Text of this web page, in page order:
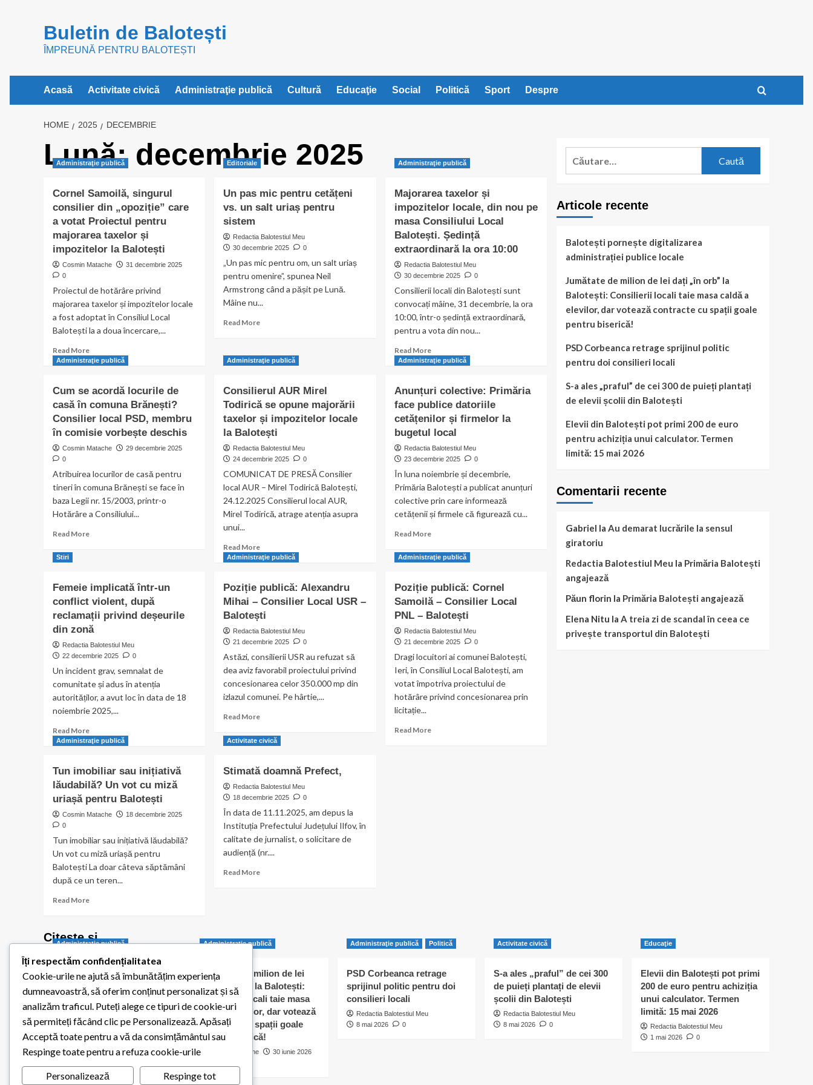
Buletin de Balotești
ÎMPREUNĂ PENTRU BALOTEȘTI
Acasă Activitate civică Administraţie publică Cultură Educaţie Social Politică Sport Despre
HOME 2025 DECEMBRIE
Lună: decembrie 2025
Administraţie publică
Cornel Samoilă, singurul
consilier din „opoziție” care
a votat Proiectul pentru
majorarea taxelor și
impozitelor la Balotești
Cosmin Matache
31 decembrie 2025
0
Proiectul de hotărâre privind
majorarea taxelor și impozitelor locale
a fost adoptat în Consiliul Local
Balotești la a doua încercare,...
Read MoreRead
more
Samoilă,
singurul
consilier
din
care
votat
Proiectul
pentru
majorarea
și
Editoriale
Un pas mic pentru cetățeni
vs. un salt uriaș pentru
sistem
Redactia Balotestiul Meu
30 decembrie 2025
0
„Un pas mic pentru om, un salt uriaș
pentru omenire”, spunea Neil
Armstrong când a pășit pe Lună.
Mâine nu...
Read MoreRead
Un
pas
pentru
cetățeni
vs.
un
salt
uriaș
pentru
sistem
Administraţie publică
Majorarea taxelor și
impozitelor locale, din nou pe
masa Consiliului Local
Balotești. Ședință
extraordinară la ora 10:00
Redactia Balotestiul Meu
30 decembrie 2025
0
Consilierii locali din Balotești sunt
convocați mâine, 31 decembrie, la ora
10:00, într-o ședință extraordinară,
pentru a vota din nou...
Read MoreRead
more
taxelor
și
impozitelor
locale,
nou
pe
masa
Consiliului
Local
Balotești.
Ședință
extraordinară
ora
Administraţie publică
Cum se acordă locurile de
casă în comuna Brănești?
Consilier local PSD, membru
în comisie vorbește deschis
Cosmin Matache
29 decembrie 2025
0
Atribuirea locurilor de casă pentru
tineri în comuna Brănești se face în
baza Legii nr. 15/2003, printr-o
Hotărâre a Consiliului...
Read MoreRead
acordă
locurile
de
casă
în
comuna
Brănești?
Consilier
local
membru
în
vorbește
Administraţie publică
Consilierul AUR Mirel
Todirică se opune majorării
taxelor și impozitelor locale
la Balotești
Redactia Balotestiul Meu
24 decembrie 2025
0
COMUNICAT DE PRESĂ Consilier
local AUR – Mirel Todirică Balotești,
24.12.2025 Consilierul local AUR,
Mirel Todirică, atrage atenția asupra
unui...
Read MoreRead
more
AUR
Mirel
Todirică
opune
taxelor
și
impozitelor
locale
Balotești
Administraţie publică
Anunțuri colective: Primăria
face publice datoriile
cetățenilor și firmelor la
bugetul local
Redactia Balotestiul Meu
23 decembrie 2025
0
În luna noiembrie și decembrie,
Primăria Balotești a publicat anunțuri
colective prin care informează
cetățenii și firmele că figurează cu...
Read MoreRead
about
Primăria
face
publice
cetățenilor
și
firmelor
la
bugetul
local
Stiri
Femeie implicată într-un
conflict violent, după
reclamații privind deșeurile
din zonă
Redactia Balotestiul Meu
22 decembrie 2025
0
Un incident grav, semnalat de
comunitate și adus în atenția
autorităților, a avut loc în data de 18
noiembrie 2025,...
Read MoreRead
more
implicată
într-
un
reclamații
privind
deșeurile
din
Administraţie publică
Poziție publică: Alexandru
Mihai – Consilier Local USR –
Balotești
Redactia Balotestiul Meu
21 decembrie 2025
0
Astăzi, consilierii USR au refuzat să
dea aviz favorabil proiectului privind
concesionarea celor 350.000 mp din
izlazul comunei. Pe hârtie,...
Read MoreRead
about
Alexandru
Mihai –
Consilier
USR
–
Balotești
Administraţie publică
Poziție publică: Cornel
Samoilă – Consilier Local
PNL – Balotești
Redactia Balotestiul Meu
21 decembrie 2025
0
Dragi locuitori ai comunei Balotești,
Ieri, în Consiliul Local Balotești, am
votat împotriva proiectului de
hotărâre privind concesionarea prin
licitație...
Read MoreRead
Administraţie publică
Tun imobiliar sau inițiativă
lăudabilă? Un vot cu miză
uriașă pentru Balotești
Cosmin Matache
18 decembrie 2025
0
Tun imobiliar sau inițiativă lăudabilă?
Un vot cu miză uriașă pentru
Balotești La doar câteva săptămâni
după ce un teren...
Read MoreRead
Tun
imobiliar
sau
inițiativă
lăudabilă?
Un
vot
miză
uriașă
pentru
Activitate civică
Stimată doamnă Prefect,
Redactia Balotestiul Meu
18 decembrie 2025
0
În data de 11.11.2025, am depus la
Instituția Prefectului Județului Ilfov, în
calitate de jurnalist, o solicitare de
audiență (nr....
Read MoreRead
Caută
Articole recente
Balotești pornește digitalizarea
administrației publice locale
Jumătate de milion de lei dați „în orb” la
Balotești: Consilierii locali taie masa caldă a
elevilor, dar votează contracte cu spații goale
pentru biserică!
PSD Corbeanca retrage sprijinul politic
pentru doi consilieri locali
S-a ales „praful” de cei 300 de puieți plantați
de elevii școlii din Balotești
Elevii din Balotești pot primi 200 de euro
pentru achiziția unui calculator. Termen
limită: 15 mai 2026
Comentarii recente
Gabriel la Au demarat lucrările la sensul
giratoriu
Redactia Balotestiul Meu la Primăria Balotești
angajează
Păun florin la Primăria Balotești angajează
Elena Nitu la A treia zi de scandal în ceea ce
privește transportul din Balotești
Citește și…
Administraţie publică
Balotești pornește
digitalizarea administrației
publice locale
Redactia Balotestiul Meu
26 iulie 2026
0
Administraţie publică
Jumătate de milion de lei
dați „în orb” la Balotești:
Consilierii locali taie masa
caldă a elevilor, dar votează
contracte cu spații goale
pentru biserică!
Cosmin Matache
30 iunie 2026
Administraţie publică Politică
PSD Corbeanca retrage
sprijinul politic pentru doi
consilieri locali
Redactia Balotestiul Meu
8 mai 2026
0
Activitate civică
S-a ales „praful” de cei 300
de puieți plantați de elevii
școlii din Balotești
Redactia Balotestiul Meu
8 mai 2026
0
Educaţie
Elevii din Balotești pot primi
200 de euro pentru achiziția
unui calculator. Termen
limită: 15 mai 2026
Redactia Balotestiul Meu
1 mai 2026
0
Îți respectăm confidențialitatea
Cookie-urile ne ajută să îmbunătățim experiența
dumneavoastră, să oferim conținut personalizat și să
analizăm traficul. Puteți alege ce tipuri de cookie-uri
să permiteți făcând clic pe Personalizează. Apăsați
Acceptă toate pentru a vă da consimțământul sau
Respinge toate pentru a refuza cookie-urile
Personalizează Respinge tot